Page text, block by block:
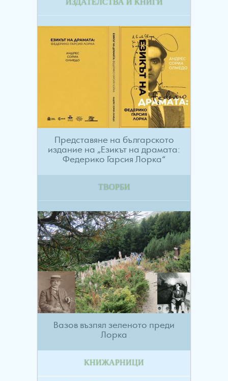
ИЗДАТЕЛСТВА И КНИГИ
Представяне на българското
издание на „Езикът на драмата:
Федерико Гарсия Лорка“
ТВОРБИ
Вазов възпял зеленото преди
Лорка
КНИЖАРНИЦИ